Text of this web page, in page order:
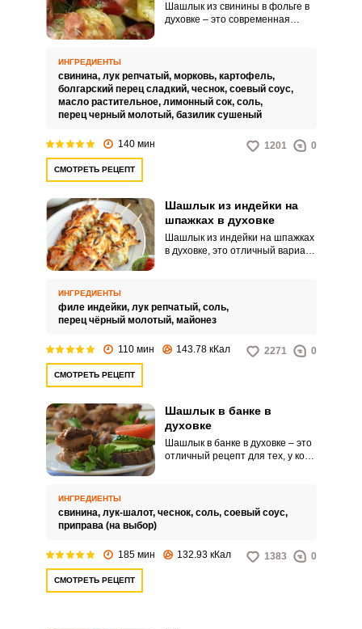
маринования, то лучше всего
приготовить и смешать их в
магазине.
остаётся прежним.
Шашлык из свинины в фольге в
духовке – это современная
кухни с современными
методами приготовления. Это
блюдо предлагает удобство и
простоту запекания мяса, не
требуя отдельного мангала или
приготовить шашлык в любое
ИНГРЕДИЕНТЫ
свинина, лук репчатый, морковь, картофель,
болгарский перец сладкий, чеснок, соевый соус,
масло растительное, лимонный сок, соль,
перец черный молотый, базилик сушеный
140 мин 1201 0
СМОТРЕТЬ РЕЦЕПТ
Шашлык из индейки на
шпажках в духовке
Шашлык из индейки на шпажках
в духовке, это отличный вариант
причины. Приготовленный на
шпажках в духовке шашлык из
индейки отлично подойдёт для
небольшого семейного
приготовлении шашлыка из
мясо лучше взять с окорочков,
оно более сочное чем
грудка.Соус для маринования
ИНГРЕДИЕНТЫ
филе индейки, лук репчатый, соль,
перец чёрный молотый, майонез
110 мин 143.78 кКал 2271 0
СМОТРЕТЬ РЕЦЕПТ
Шашлык в банке в
духовке
Шашлык в банке в духовке – это
отличный рецепт для тех, у кого
ИНГРЕДИЕНТЫ
свинина, лук-шалот, чеснок, соль, соевый соус,
приправа (на выбор)
185 мин 132.93 кКал 1383 0
СМОТРЕТЬ РЕЦЕПТ